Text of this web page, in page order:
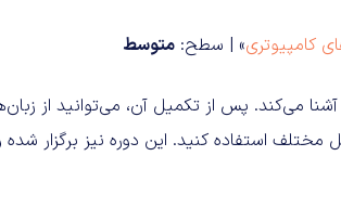
کامپیوتری» | سطح: متوسط
می‌کند. پس از تکمیل آن، می‌توانید از
استفاده کنید. این دوره نیز برگزار